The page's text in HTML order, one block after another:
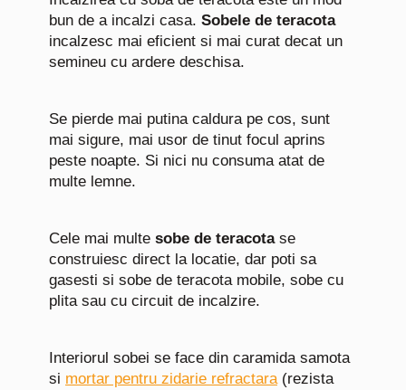
bun de a incalzi casa. Sobele de teracota
incalzesc mai eficient si mai curat decat un
semineu cu ardere deschisa.
Se pierde mai putina caldura pe cos, sunt
mai sigure, mai usor de tinut focul aprins
peste noapte. Si nici nu consuma atat de
multe lemne.
Cele mai multe sobe de teracotase
construiesc direct la locatie, dar poti sa
gasesti si sobe de teracota mobile, sobe cu
plita sau cu circuit de incalzire.
Interiorul sobei se face din caramida samota
si mortar pentru zidarie refractara(rezista